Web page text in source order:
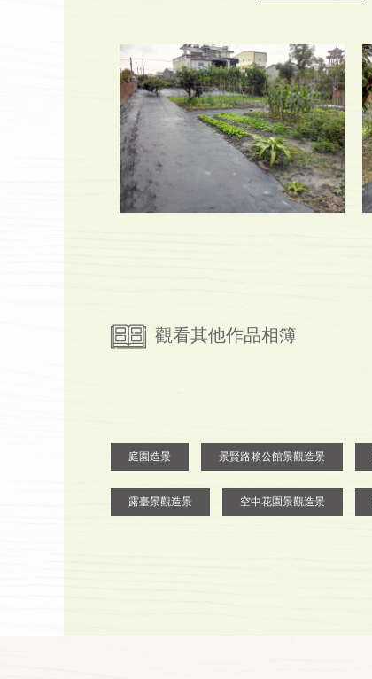
觀看其他作品相簿
庭園造景 景賢路賴公館景觀造景
露臺景觀造景 空中花園景觀造景